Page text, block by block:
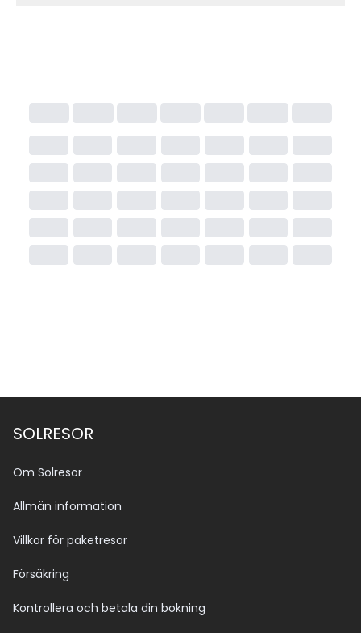
SOLRESOR
Om Solresor
Allmän information
Villkor för paketresor
Försäkring
Kontrollera och betala din bokning